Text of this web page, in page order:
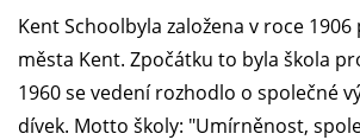
Kent Schoolbyla založena v roce
města Kent. Zpočátku to byla škola
1960 se vedení rozhodlo o společné
dívek. Motto školy: "Umírněnost,